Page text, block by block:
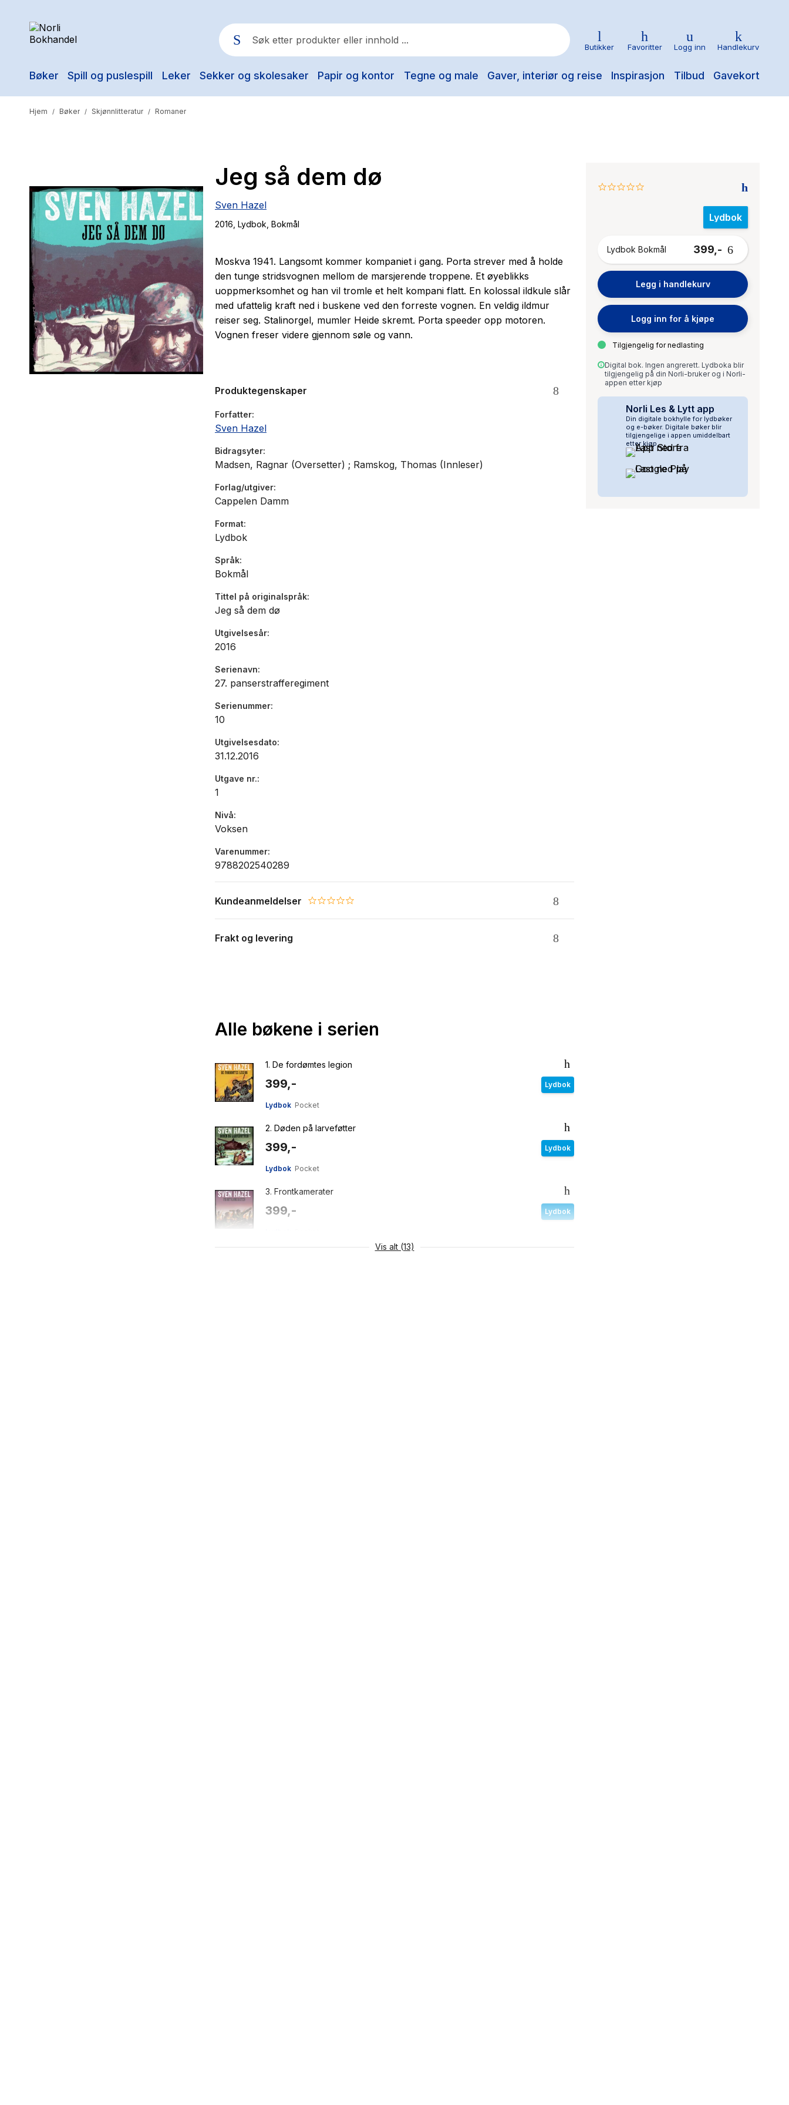
Bøker Spill og puslespill Leker Sekker og skolesaker Papir og kontor Tegne og male Gaver, interiør og reise Inspirasjon Tilbud Gavekort
Populære søk
Yesteryear
The Housemaid
Butikker Favoritter Logg inn Handlekurv
Hjem / Bøker / Skjønnlitteratur / Romaner
Jeg så dem dø
Sven Hazel
2016 , Lydbok , Bokmål
0.0
Lydbok
Lydbok Bokmål 399,-
Legg i handlekurv
Logg inn for å kjøpe
Tilgjengelig for nedlasting
Digital bok. Ingen angrerett. Lydboka blir
tilgjengelig på din Norli-bruker og i Norli-
appen etter kjøp
Norli Les & Lytt app
Din digitale bokhylle for lydbøker
og e-bøker. Digitale bøker blir
tilgjengelige i appen umiddelbart
etter kjøp.
Moskva 1941. Langsomt kommer kompaniet i gang. Porta strever med å holde
den tunge stridsvognen mellom de marsjerende troppene. Et øyeblikks
uoppmerksomhet og han vil tromle et helt kompani flatt. En kolossal ildkule slår
med ufattelig kraft ned i buskene ved den forreste vognen. En veldig ildmur
reiser seg. Stalinorgel, mumler Heide skremt. Porta speeder opp motoren.
Vognen freser videre gjennom søle og vann.
Produktegenskaper
Forfatter
Sven Hazel
Bidragsyter
Madsen, Ragnar (Oversetter) ; Ramskog, Thomas (Innleser)
Forlag/utgiver
Cappelen Damm
Format
Lydbok
Språk
Bokmål
Tittel på originalspråk
Jeg så dem dø
Utgivelsesår
2016
Serienavn
27. panserstrafferegiment
Serienummer
10
Utgivelsesdato
31.12.2016
Utgave nr.
1
Nivå
Voksen
Varenummer
9788202540289
Kundeanmeldelser 0.0 star rating
Frakt og levering
Alle bøkene i serien
1. De fordømtes legion
399,- Lydbok
Lydbok Pocket
2. Døden på larveføtter
399,- Lydbok
Lydbok Pocket
3. Frontkamerater
399,- Lydbok
Vis alt (13)